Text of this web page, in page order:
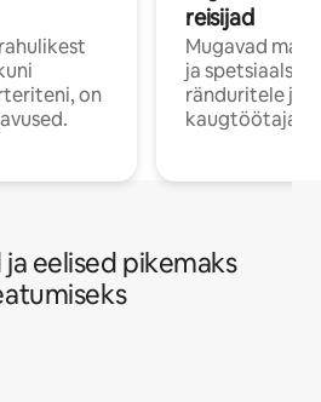
on
reisijad
Mugavad
ja spetsiaalse
ränduritele ja
eelised pikemaks